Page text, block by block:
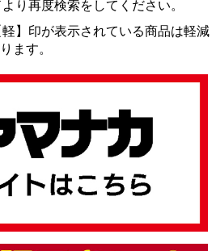
り再度検索をしてください。
】印が表示されている商品は軽減
ます。